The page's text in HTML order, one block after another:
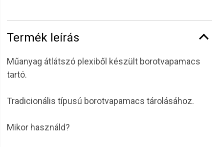
Termék leírás
Műanyag átlátszó plexiből készült borotvapamacs
tartó.
Tradicionális típusú borotvapamacs tárolásához.
Mikor használd?